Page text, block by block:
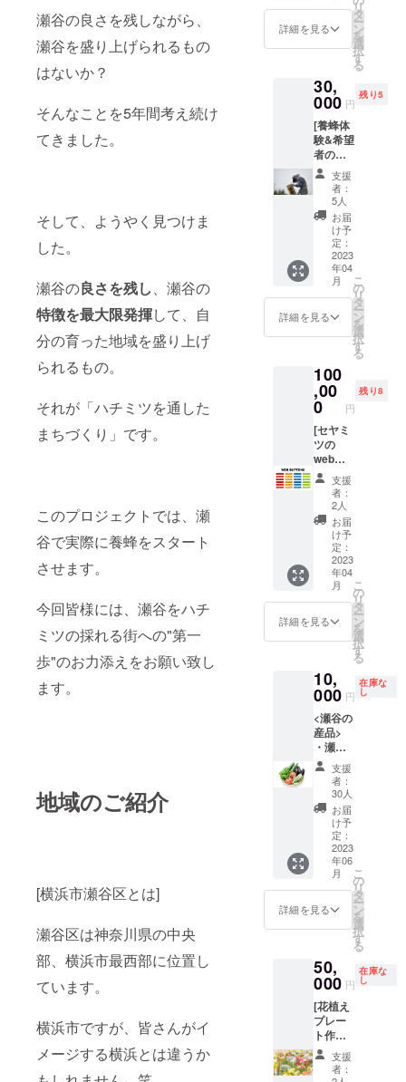
瀬谷の良さを残しながら、
瀬谷を盛り上げられるもの
はないか？
そんなことを5年間考え続け
てきました。
そして、ようやく見つけま
した。
瀬谷の良さを残し、瀬谷の
特徴を最大限発揮して、自
分の育った地域を盛り上げ
られるもの。
それが「ハチミツを通した
まちづくり」です。
このプロジェクトでは、瀬
谷で実際に養蜂をスタート
させます。
今回皆様には、瀬谷をハチ
ミツの採れる街への"第一
歩"のお力添えをお願い致し
ます。
地域のご紹介
[横浜市瀬谷区とは]
瀬谷区は神奈川県の中央
部、横浜市最西部に位置し
ています。
横浜市ですが、皆さんがイ
メージする横浜とは違うか
されま
す 人気
たた
め、追
加で30
枠ご用
意致し
まし
た。
ツ50g
感謝の
お手紙
を添え
せて頂
きま
す。 ※
原材料
及び添
加物等
の食品
表示は
お届け
商品の
ラベル
に表記
されま
詳細を見る
リ
タ
ー
ン
を
選
択
す
る
30,
000 円
残り5
[養蜂体
験&希望
者のみ
瀬谷ツ
アー]
※2023
年4月頃
・実際
の瀬谷
で行わ
れてい
る養蜂
の体験
ができ
ます。
(※4名様
└瀬谷区
上瀬谷
地区
└瀬谷駅
集合 ・
ミツバ
チたち
がどの
花の蜜
を吸う
のか
を、養
蜂家と
共に周
りま
す。
└瀬谷区
上瀬谷
地区 ・
その場
たての
蜜を味
わえま
す。 ・
瀬谷で
採れた
ハチミ
ツ50g
・ス
テッ
カーも
ご提供
しま
す。 ※
交通費
は瀬谷
駅まで
なりま
す。 ※
原材料
及び添
加物等
の食品
表示は
お届け
支援
者：
5人
お届
け予
定：
2023
年04
月
詳細を見る
こ
の
リ
タ
ー
ン
を
選
択
す
る
100
,00
0 円
残り8
[セヤミ
ツの
webサ
イトに
バナー
を貼り
ます] ・
ご支援
してく
ださっ
た方や
企業様
のバ
ナーを
セヤミ
ツのサ
webバ
ナーと
して掲
載しま
す。
└2023
年度の
１年間
となり
ます。
└掲載位
置は先
着順に
なりま
す。 ・
最大の
ご支援
す。 ・
瀬谷で
採れた
ハチミ
ツ100g
※原材料
及び添
加物等
支援
者：
2人
お届
け予
定：
2023
年04
月
詳細を見る
こ
の
リ
タ
ー
ン
を
選
択
す
る
10,
000 円
在庫な
し
<瀬谷の
産品>
・瀬谷
の野菜
の盛り
合わせ
(返礼品
を送る
時期に
より内
容は異
なりま
す) ・瀬
谷で採
れたハ
チミツ
謝のお
手紙を
添えて
送らせ
て頂き
ます。
※原材料
及び添
支援
者：
30人
お届
け予
定：
2023
年06
月
詳細を見る
こ
の
リ
タ
ー
ン
を
選
択
す
る
50,
000 円
在庫な
し
[花植え
プレー
ト作成]
・支援
してく
ださっ
支援
者：